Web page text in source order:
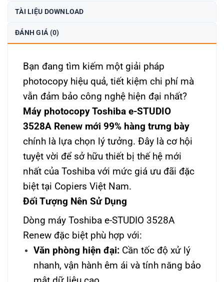
TÀI LIỆU DOWNLOAD
ĐÁNH GIÁ (0)
Bạn đang tìm kiếm một giải pháp
photocopy hiệu quả, tiết kiệm chi phí mà
vẫn đảm bảo công nghệ hiện đại nhất?
Máy photocopy Toshiba e-STUDIO
3528A Renew mới 99% hàng trưng bày
chính là lựa chọn lý tưởng. Đây là cơ hội
tuyệt vời để sở hữu thiết bị thế hệ mới
nhất của Toshiba với mức giá ưu đãi đặc
biệt tại Copiers Việt Nam.
Đối Tượng Nên Sử Dụng
Dòng máy Toshiba e-STUDIO 3528A
Renew đặc biệt phù hợp với:
Văn phòng hiện đại:Cần tốc độ xử lý
nhanh, vận hành êm ái và tính năng bảo